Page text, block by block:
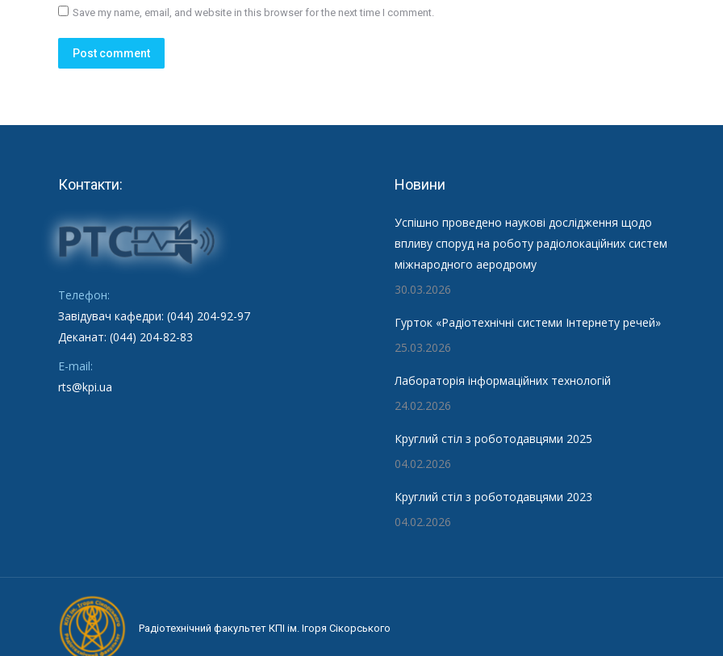
Save my name, email, and website in this browser for the next time I comment.
Post comment
Контакти:
Телефон:
Завідувач кафедри: (044) 204-92-97
Деканат: (044) 204-82-83
E-mail:
rts@kpi.ua
Новини
Успішно проведено наукові дослідження щодо
впливу споруд на роботу радіолокаційних систем
міжнародного аеродрому
30.03.2026
Гурток «Радіотехнічні системи Інтернету речей»
25.03.2026
Лабораторія інформаційних технологій
24.02.2026
Круглий стіл з роботодавцями 2025
04.02.2026
Круглий стіл з роботодавцями 2023
04.02.2026
Радіотехнічний факультет КПІ ім. Ігоря Сікорського